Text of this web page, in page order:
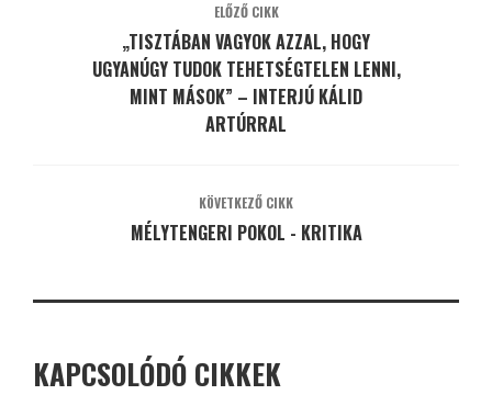
ELŐZŐ CIKK
„TISZTÁBAN VAGYOK AZZAL, HOGY
UGYANÚGY TUDOK TEHETSÉGTELEN LENNI,
MINT MÁSOK” – INTERJÚ KÁLID
ARTÚRRAL
KÖVETKEZŐ CIKK
MÉLYTENGERI POKOL - KRITIKA
KAPCSOLÓDÓ CIKKEK